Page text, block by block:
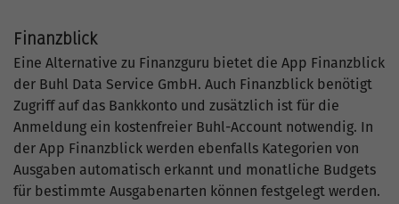
Finanzblick
Eine Alternative zu Finanzguru bietet die App Finanzblick
der Buhl Data Service GmbH. Auch Finanzblick benötigt
Zugriff auf das Bankkonto und zusätzlich ist für die
Anmeldung ein kostenfreier Buhl-Account notwendig. In
der App Finanzblick werden ebenfalls Kategorien von
Ausgaben automatisch erkannt und monatliche Budgets
für bestimmte Ausgabenarten können festgelegt werden.